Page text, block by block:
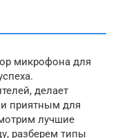
микрофона для
делает
приятным для
лучшие
разберем типы